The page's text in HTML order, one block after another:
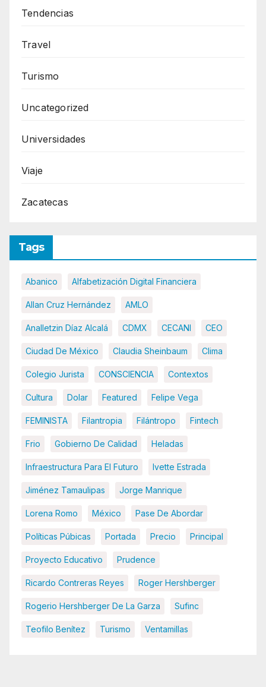
Tendencias
Travel
Turismo
Uncategorized
Universidades
Viaje
Zacatecas
Tags
Abanico Alfabetización Digital Financiera
Allan Cruz Hernández AMLO
Analletzin Díaz Alcalá CDMX CECANI CEO
Ciudad De México Claudia Sheinbaum Clima
Colegio Jurista CONSCIENCIA Contextos
Cultura Dolar Featured Felipe Vega
FEMINISTA Filantropia Filántropo Fintech
Frio Gobierno De Calidad Heladas
Infraestructura Para El Futuro Ivette Estrada
Jiménez Tamaulipas Jorge Manrique
Lorena Romo México Pase De Abordar
Políticas Púbicas Portada Precio Principal
Proyecto Educativo Prudence
Ricardo Contreras Reyes Roger Hershberger
Rogerio Hershberger De La Garza Sufinc
Teofilo Benítez Turismo Ventamillas